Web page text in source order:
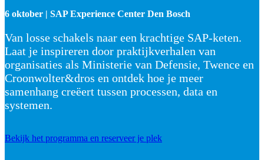
6 oktober | SAP Experience Center Den Bosch
Van losse schakels naar een krachtige SAP-keten.
Laat je inspireren door praktijkverhalen van
organisaties als Ministerie van Defensie, Twence en
Croonwolter&dros en ontdek hoe je meer
samenhang creëert tussen processen, data en
systemen.
Bekijk het programma en reserveer je plek